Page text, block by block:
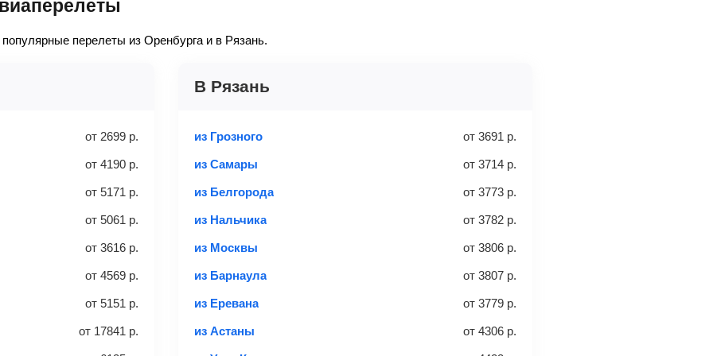
в салон самолета, не
40 см (высота)
отделение самолета.
3 места
Вес багажа
20-23 кг 40 кг
Для посадки потребуется только паспорт.
Найти билеты
здесь.
перелеты из Оренбурга и в Рязань.
от 2699 р.
от 4190 р.
от 5171 р.
от 5061 р.
от 3616 р.
от 4569 р.
от 5151 р.
от 17841 р.
В Рязань
из Грозного от 3691 р.
из Самары от 3714 р.
из Белгорода от 3773 р.
из Нальчика от 3782 р.
из Москвы от 3806 р.
из Барнаула от 3807 р.
из Еревана от 3779 р.
из Астаны от 4306 р.